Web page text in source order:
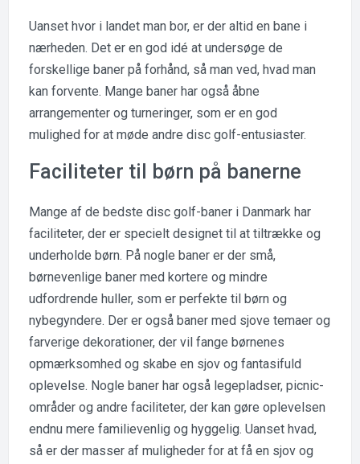
Uanset hvor i landet man bor, er der altid en bane i
nærheden. Det er en god idé at undersøge de
forskellige baner på forhånd, så man ved, hvad man
kan forvente. Mange baner har også åbne
arrangementer og turneringer, som er en god
mulighed for at møde andre disc golf-entusiaster.
Faciliteter til børn på banerne
Mange af de bedste disc golf-baner i Danmark har
faciliteter, der er specielt designet til at tiltrække og
underholde børn. På nogle baner er der små,
børnevenlige baner med kortere og mindre
udfordrende huller, som er perfekte til børn og
nybegyndere. Der er også baner med sjove temaer og
farverige dekorationer, der vil fange børnenes
opmærksomhed og skabe en sjov og fantasifuld
oplevelse. Nogle baner har også legepladser, picnic-
områder og andre faciliteter, der kan gøre oplevelsen
endnu mere familievenlig og hyggelig. Uanset hvad,
så er der masser af muligheder for at få en sjov og